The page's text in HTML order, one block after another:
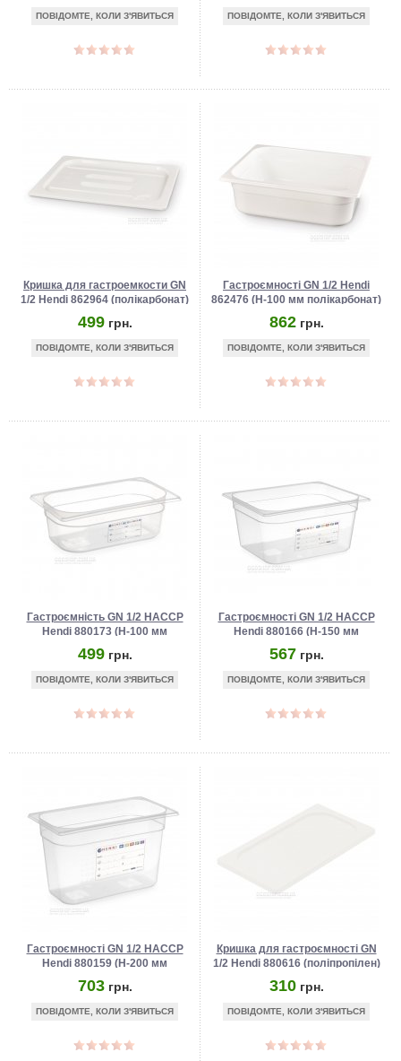
ПОВІДОМТЕ, КОЛИ З'ЯВИТЬСЯ ПОВІДОМТЕ, КОЛИ З'ЯВИТЬСЯ
Кришка для гастроемкости GN
1/2 Hendi 862964 (полікарбонат)
499 грн.
ПОВІДОМТЕ, КОЛИ З'ЯВИТЬСЯ
Гастроємності GN 1/2 Hendi
862476 (Н-100 мм полікарбонат)
862 грн.
ПОВІДОМТЕ, КОЛИ З'ЯВИТЬСЯ
Гастроємність GN 1/2 HACCP
Hendi 880173 (Н-100 мм
поліпропілен)
499 грн.
ПОВІДОМТЕ, КОЛИ З'ЯВИТЬСЯ
Гастроємності GN 1/2 HACCP
Hendi 880166 (Н-150 мм
поліпропілен)
567 грн.
ПОВІДОМТЕ, КОЛИ З'ЯВИТЬСЯ
Гастроємності GN 1/2 HACCP
Hendi 880159 (Н-200 мм
поліпропілен)
703 грн.
ПОВІДОМТЕ, КОЛИ З'ЯВИТЬСЯ
Кришка для гастроємності GN
1/2 Hendi 880616 (поліпропілен)
310 грн.
ПОВІДОМТЕ, КОЛИ З'ЯВИТЬСЯ